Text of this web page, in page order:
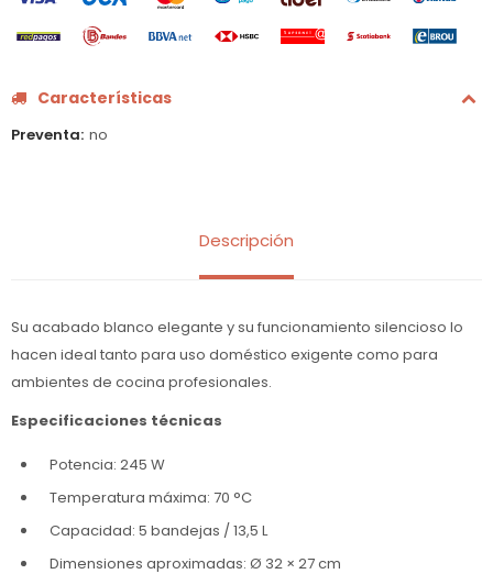
Características
Preventa no
Descripción
Su acabado blanco elegante y su funcionamiento silencioso lo
hacen ideal tanto para uso doméstico exigente como para
ambientes de cocina profesionales.
Especificaciones técnicas
Potencia: 245 W
Temperatura máxima: 70 °C
Capacidad: 5 bandejas / 13,5 L
Dimensiones aproximadas: Ø 32 × 27 cm